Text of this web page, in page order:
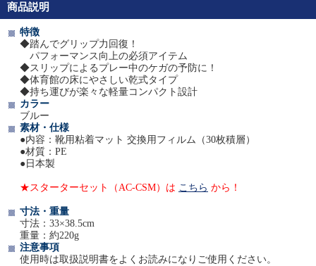
商品説明
特徴
◆踏んでグリップ力回復！
パフォーマンス向上の必須アイテム
◆スリップによるプレー中のケガの予防に！
◆体育館の床にやさしい乾式タイプ
◆持ち運びが楽々な軽量コンパクト設計
カラー
ブルー
素材・仕様
●内容：靴用粘着マット 交換用フィルム（30枚積層）
●材質：PE
●日本製
★スターターセット（AC-CSM）は こちら から！
寸法・重量
寸法：33×38.5cm
重量：約220g
注意事項
使用時は取扱説明書をよくお読みになりご使用ください。